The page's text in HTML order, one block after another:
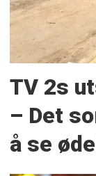
TV 2s
– Det
å se